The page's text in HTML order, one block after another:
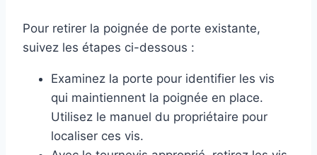
Pour retirer la poignée de porte existante,
suivez les étapes ci-dessous :
Examinez la porte pour identifier les vis
qui maintiennent la poignée en place.
Utilisez le manuel du propriétaire pour
localiser ces vis.